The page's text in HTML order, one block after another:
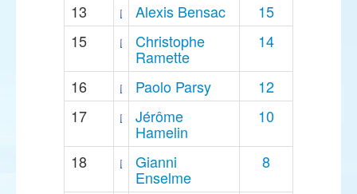
13 Alexis Bensac
15
15
Christophe
Ramette
14
16 Paolo Parsy
12
17
Jérôme
Hamelin
10
18 Gianni
Enselme
8